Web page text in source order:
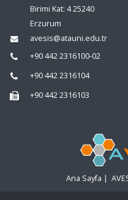
Birimi Kat: 4 25240
Erzurum
avesis@atauni.edu.tr
+90 442 2316100-02
+90 442 2316104
+90 442 2316103
Ana Sayfa |